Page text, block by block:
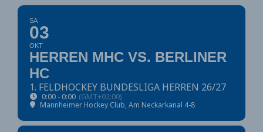
SA
03
OKT
HERREN MHC VS. BERLINER
HC
1. FELDHOCKEY BUNDESLIGA HERREN 26/27
0:00 - 0:00 (GMT+02:00)
Mannheimer Hockey Club, Am Neckarkanal 4-8